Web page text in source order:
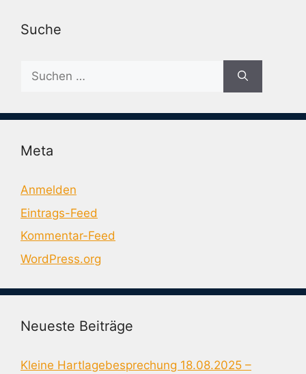
Suche
Suche
nach:
Meta
Anmelden
Eintrags-Feed
Kommentar-Feed
WordPress.org
Neueste Beiträge
Kleine Hartlagebesprechung 18.08.2025 –